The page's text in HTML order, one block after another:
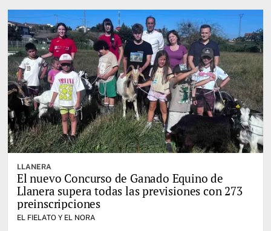
LLANERA
El nuevo Concurso de Ganado Equino de
Llanera supera todas las previsiones con 273
preinscripciones
EL FIELATO Y EL NORA